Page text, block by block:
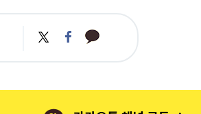
트
위
페
이
카
카